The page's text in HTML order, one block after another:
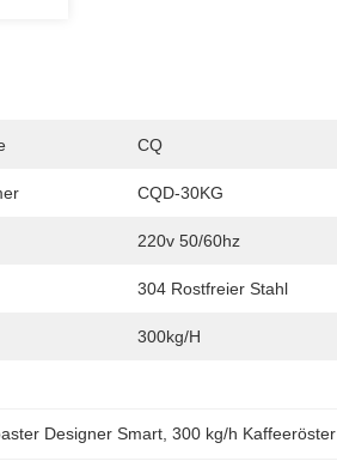
CQ
CQD-30KG
220v 50/60hz
304 Rostfreier Stahl
300kg/h
Designer Smart , 300 kg/h Kaffeeröster